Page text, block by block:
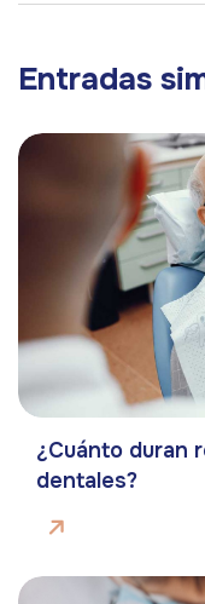
Entradas
¿Cuánto duran
dentales?